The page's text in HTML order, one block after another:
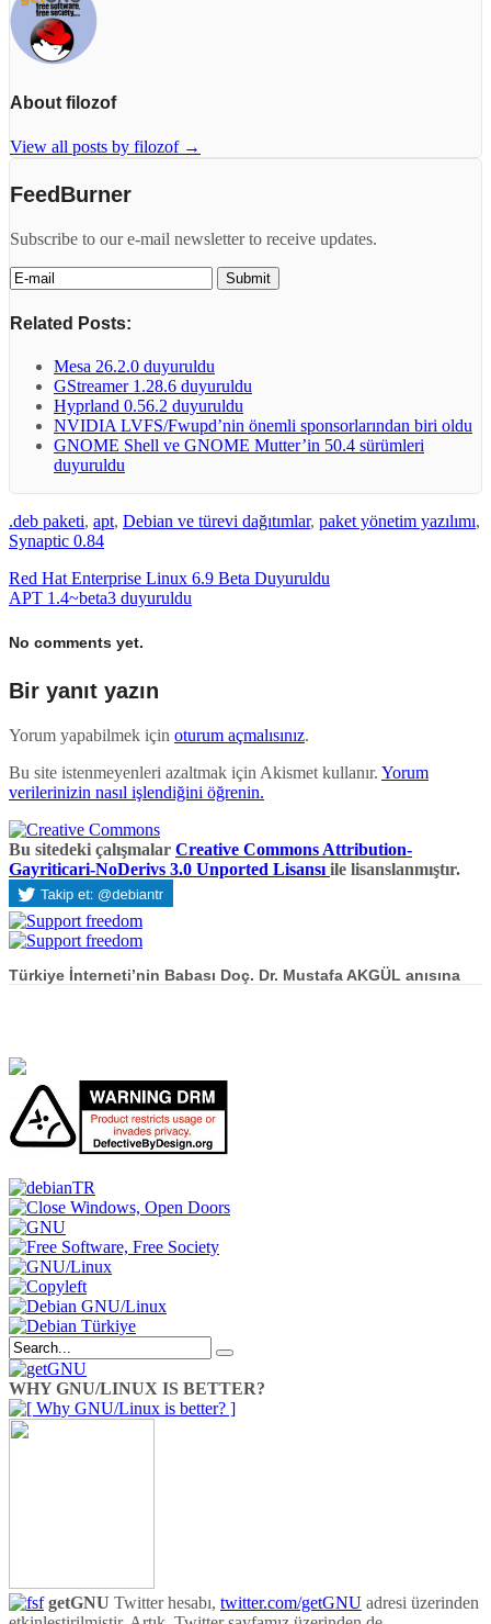
About filozof
View all posts by filozof →
FeedBurner
Subscribe to our e-mail newsletter to receive updates.
Related Posts:
Mesa 26.2.0 duyuruldu
GStreamer 1.28.6 duyuruldu
Hyprland 0.56.2 duyuruldu
NVIDIA LVFS/Fwupd’nin önemli sponsorlarından biri oldu
GNOME Shell ve GNOME Mutter’in 50.4 sürümleri
duyuruldu
.deb paketi, apt, Debian ve türevi dağıtımlar, paket yönetim yazılımı,
Synaptic 0.84
Red Hat Enterprise Linux 6.9 Beta Duyuruldu
APT 1.4~beta3 duyuruldu
No comments yet.
Bir yanıt yazın
Yorum yapabilmek için oturum açmalısınız.
Bu site istenmeyenleri azaltmak için Akismet kullanır. Yorum
verilerinizin nasıl işlendiğini öğrenin.
Bu sitedeki çalışmalar Creative Commons Attribution-
Gayriticari-NoDerivs 3.0 Unported Lisansı ile lisanslanmıştır.
Türkiye İnterneti’nin Babası Doç. Dr. Mustafa AKGÜL anısına
WHY GNU/LINUX IS BETTER?
getGNU Twitter hesabı, twitter.com/getGNU adresi üzerinden